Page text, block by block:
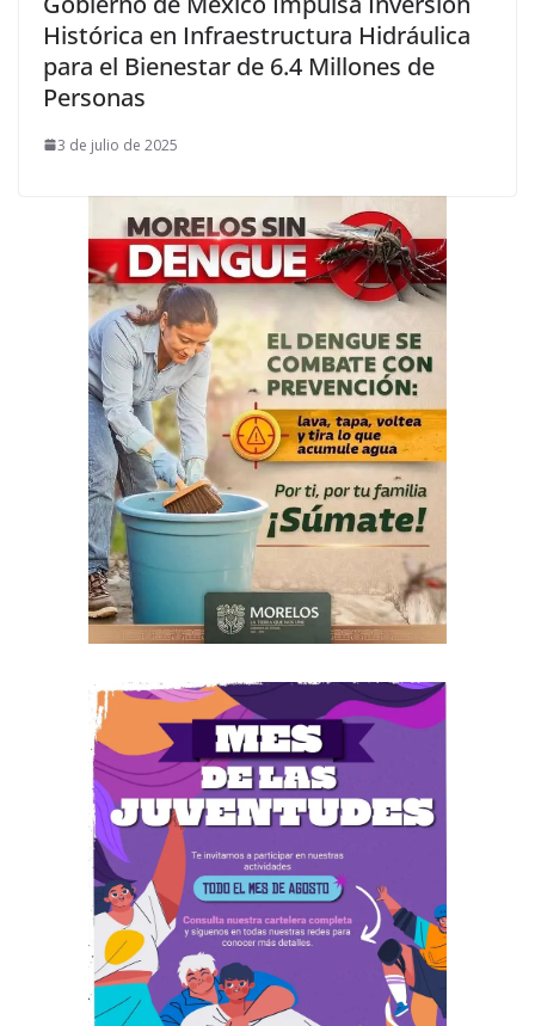
Histórica en Infraestructura Hidráulica
para el Bienestar de 6.4 Millones de
Personas
3 de julio de 2025